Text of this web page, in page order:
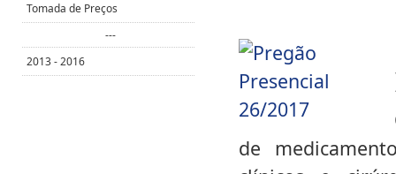
de
Tomada de Preços
---
2013 - 2016